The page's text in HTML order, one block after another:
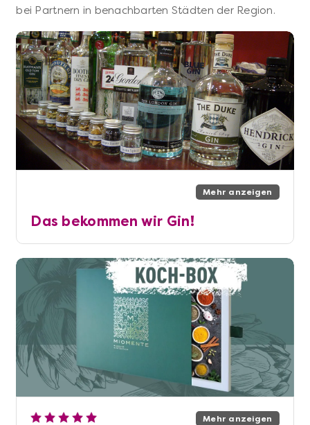
bei Partnern in benachbarten Städten der Region.
Mehr anzeigen
Das bekommen wir Gin!
Mehr anzeigen